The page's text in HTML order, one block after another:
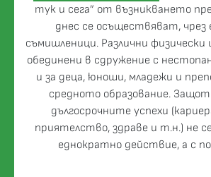
тук и сега” от възникването
днес се осъществяват, чрез
съмишленици. Различни физически
обединени в сдружение с
и за деца, юноши, младежи и
средното образование.
дългосрочните успехи
приятелство, здраве и т.н.) не
еднократно действие, а с